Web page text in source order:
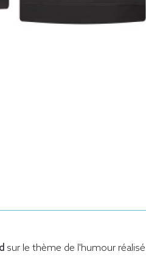
sur le thème de l'humour